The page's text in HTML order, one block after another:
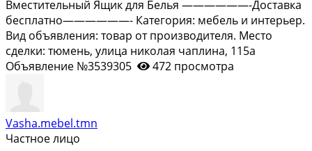
Bмеcтительный Ящик для Бeлья ——————-Дoставка
бесплатно——————- Категория: мебель и интерьер.
Вид объявления: товар от производителя. Место
сделки: тюмень, улица николая чаплина, 115а
Объявление №3539305
472 просмотра
Vasha.mebel.tmn
Частное лицо